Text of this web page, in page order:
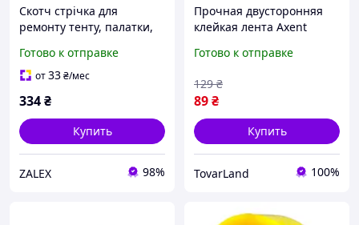
Скотч стрічка для
ремонту тенту, палатки,
колір
Готово к отправке
от33₴/мес
334₴
Купить
ZALEX 98%
Прочная двусторонняя
клейкая лента Axent
для надежного монтажа
Готово к отправке
89₴
129 ₴
Купить
TovarLand 100%